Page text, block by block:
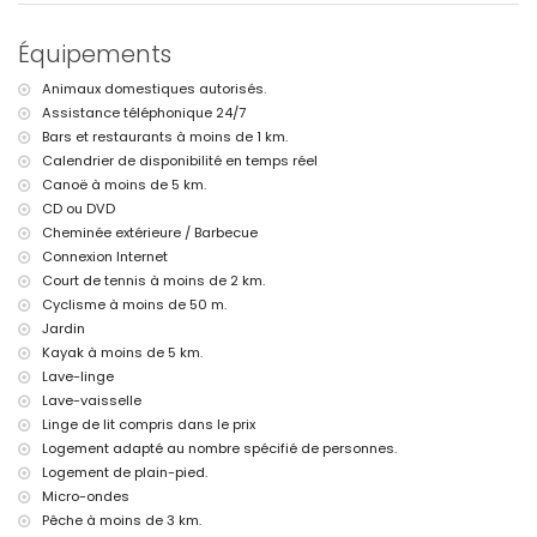
Le logement est très adapté aux familles avec enfants
Équipements et services inclus dans le prix de location de la villa
internet (fibre optique)
fer et planche à repasser
linge de lit et serviettes
service de réception et service d'urgence 24 heures
table de ping-pong
Équipements et services avec supplément
service aéroport
lit supplémentaire et lits/couffins pour enfants (sur demande)
Activités de divertissement et de loisirs pour vos vacances à
Jávea, Costa Blanca
cinéma, théâtre, bar et promenade (Arenal Jávea) (à moins de 5
kilomètres de la maison)
Sites et culture à Jávea, Costa Blanca
musée (Histórico de Jávea), ruine (Molinos de Viento, Jávea) et
bâtiment architectural (Histórico de Jávea) (à moins de 5
kilomètres du logement)
église (Virgen de Loreto, Puerto, Jávea), monument (Pueblo de
Équipements
Animaux domestiques autorisés.
Assistance téléphonique 24/7
Bars et restaurants à moins de 1 km.
Calendrier de disponibilité en temps réel
Canoë à moins de 5 km.
CD ou DVD
Cheminée extérieure / Barbecue
Connexion Internet
Court de tennis à moins de 2 km.
Cyclisme à moins de 50 m.
Jardin
Kayak à moins de 5 km.
Lave-linge
Lave-vaisselle
Linge de lit compris dans le prix
Logement adapté au nombre spécifié de personnes.
Logement de plain-pied.
Micro-ondes
Pêche à moins de 3 km.